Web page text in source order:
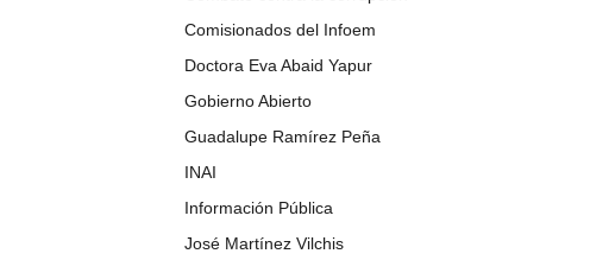
Comisionados del Infoem
Doctora Eva Abaid Yapur
Gobierno Abierto
Guadalupe Ramírez Peña
INAI
Información Pública
José Martínez Vilchis